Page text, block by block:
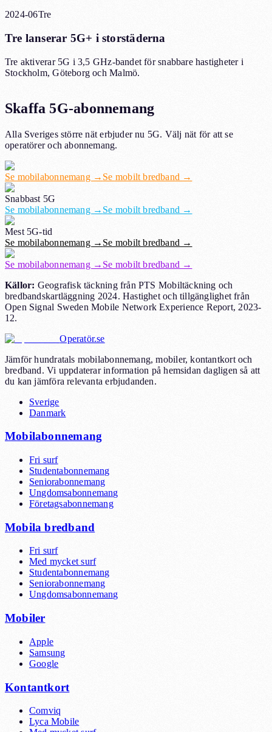
2024-06Tre
Tre lanserar 5G+ i storstäderna
Tre aktiverar 5G i 3,5 GHz-bandet för snabbare hastigheter i
Stockholm, Göteborg och Malmö.
Skaffa 5G-abonnemang
Alla Sveriges större nät erbjuder nu 5G. Välj nät för att se
operatörer och abonnemang.
Se mobilabonnemang → Se mobilt bredband →
Snabbast 5G
Se mobilabonnemang → Se mobilt bredband →
Mest 5G-tid
Se mobilabonnemang → Se mobilt bredband →
Se mobilabonnemang → Se mobilt bredband →
Källor: Geografisk täckning från PTS Mobiltäckning och
bredbandskartläggning 2024. Hastighet och tillgänglighet från
Open Signal Sweden Mobile Network Experience Report, 2023-
12.
Operatör.se
Jämför hundratals mobilabonnemang, mobiler, kontantkort och
bredband. Vi uppdaterar information på hemsidan dagligen så att
du kan jämföra relevanta erbjudanden.
Sverige
Danmark
Mobilabonnemang
Fri surf
Studentabonnemang
Seniorabonnemang
Ungdomsabonnemang
Företagsabonnemang
Mobila bredband
Fri surf
Med mycket surf
Studentabonnemang
Seniorabonnemang
Ungdomsabonnemang
Mobiler
Apple
Samsung
Google
Kontantkort
Comviq
Lyca Mobile